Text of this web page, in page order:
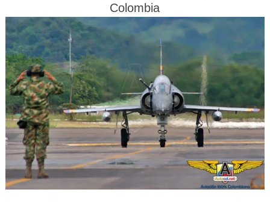
Colombia